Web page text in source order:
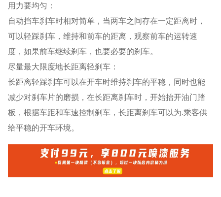
用力要均匀：
自动挡车刹车时相对简单，当两车之间存在一定距离时，
可以轻踩刹车，维持和前车的距离，观察前车的运转速
度，如果前车继续刹车，也要必要的刹车。
尽量最大限度地长距离轻刹车：
长距离轻踩刹车可以在开车时维持刹车的平稳，同时也能
减少对刹车片的磨损，在长距离刹车时，开始抬开油门踏
板，根据车距和车速控制刹车，长距离刹车可以为.乘客供
给平稳的开车环境。